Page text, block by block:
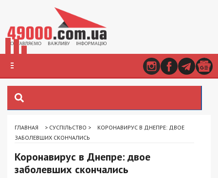
ГЛАВНАЯ > СУСПІЛЬСТВО >
КОРОНАВИРУС В ДНЕПРЕ: ДВОЕ
ЗАБОЛЕВШИХ СКОНЧАЛИСЬ
Коронавирус в Днепре: двое
заболевших скончались